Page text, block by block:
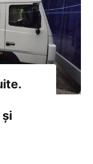
și